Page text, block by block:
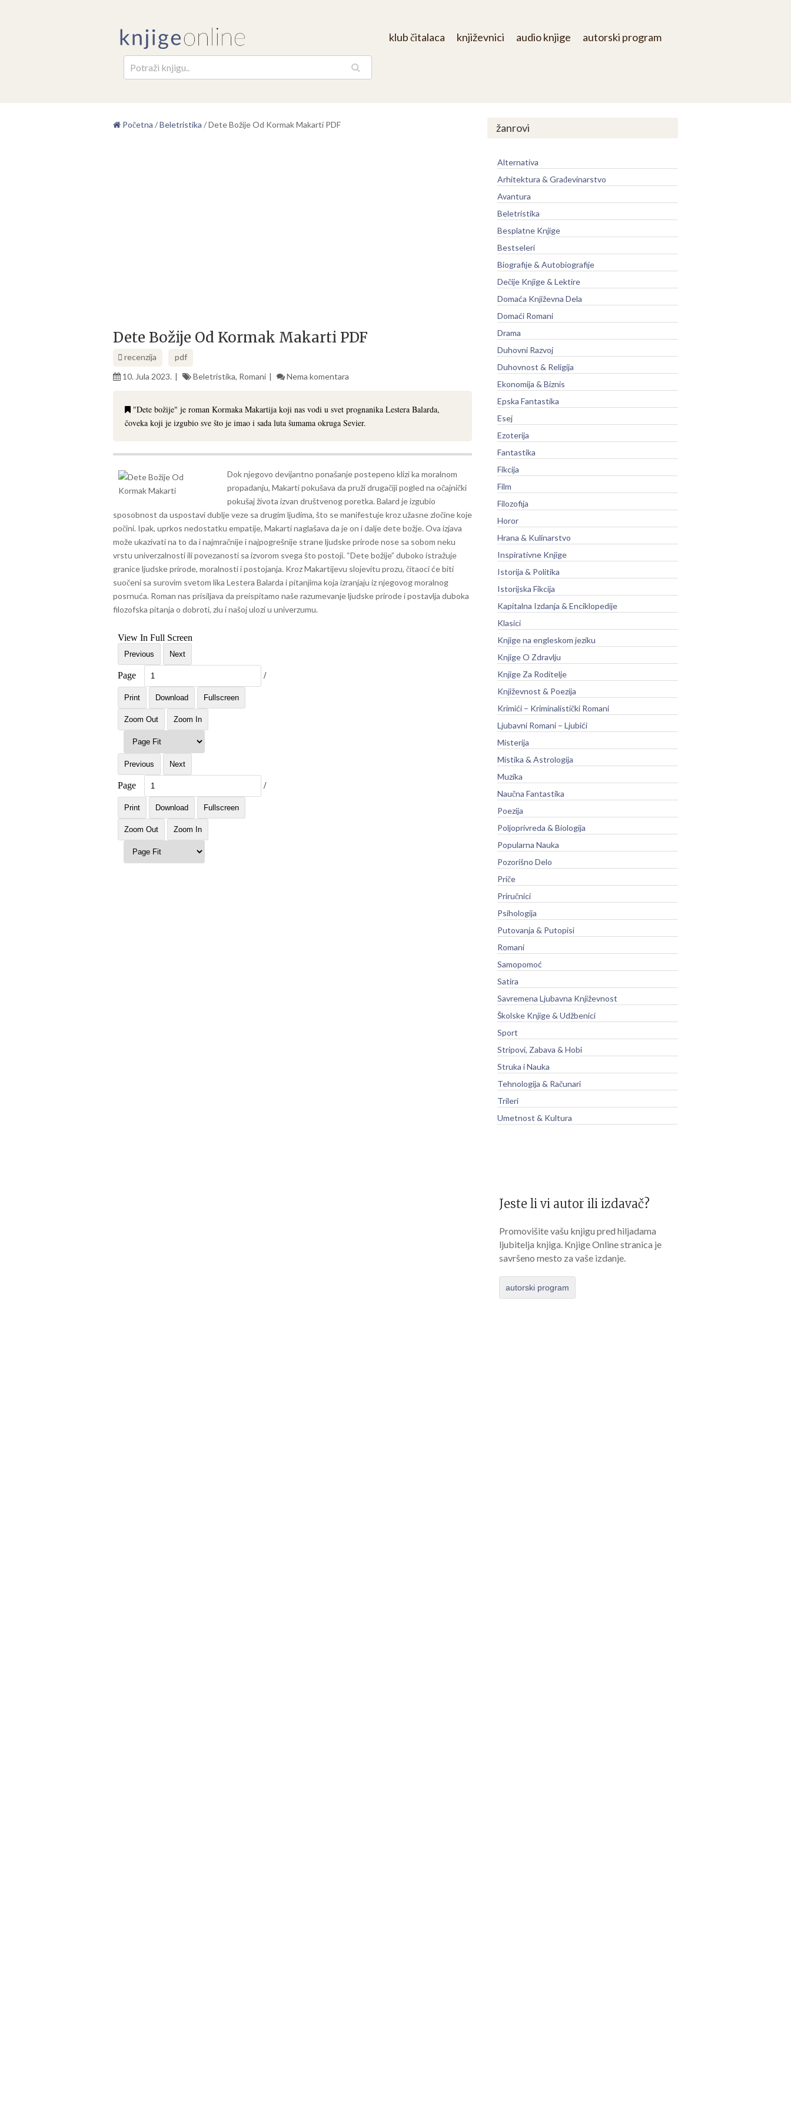
klub čitalaca književnici audio knjige autorski program
Početna /Beletristika /Dete Božije Od Kormak Makarti PDF
Dete Božije Od Kormak Makarti PDF
recenzija
pdf
10. Jula 2023.
Beletristika, Romani Nema komentara
"Dete božije" je roman Kormaka Makartija koji nas vodi u svet prognanika Lestera Balarda,
čoveka koji je izgubio sve što je imao i sada luta šumama okruga Sevier.
Dok njegovo devijantno ponašanje postepeno klizi ka moralnom
propadanju, Makarti pokušava da pruži drugačiji pogled na očajnički
pokušaj života izvan društvenog poretka. Balard je izgubio
sposobnost da uspostavi dublje veze sa drugim ljudima, što se manifestuje kroz užasne zločine koje
počini. Ipak, uprkos nedostatku empatije, Makarti naglašava da je on i dalje dete božje. Ova izjava
može ukazivati na to da i najmračnije i najpogrešnije strane ljudske prirode nose sa sobom neku
vrstu univerzalnosti ili povezanosti sa izvorom svega što postoji. “Dete božije” duboko istražuje
granice ljudske prirode, moralnosti i postojanja. Kroz Makartijevu slojevitu prozu, čitaoci će biti
suočeni sa surovim svetom lika Lestera Balarda i pitanjima koja izranjaju iz njegovog moralnog
posrnuća. Roman nas prisiljava da preispitamo naše razumevanje ljudske prirode i postavlja duboka
filozofska pitanja o dobroti, zlu i našoj ulozi u univerzumu.
žanrovi
Alternativa
Arhitektura & Građevinarstvo
Avantura
Beletristika
Besplatne Knjige
Bestseleri
Biografije & Autobiografije
Dečije Knjige & Lektire
Domaća Književna Dela
Domaći Romani
Drama
Duhovni Razvoj
Duhovnost & Religija
Ekonomija & Biznis
Epska Fantastika
Esej
Ezoterija
Fantastika
Fikcija
Film
Filozofija
Horor
Hrana & Kulinarstvo
Inspirativne Knjige
Istorija & Politika
Istorijska Fikcija
Kapitalna Izdanja & Enciklopedije
Klasici
Knjige na engleskom jeziku
Knjige O Zdravlju
Knjige Za Roditelje
Književnost & Poezija
Krimići – Kriminalistički Romani
Ljubavni Romani – Ljubići
Misterija
Mistika & Astrologija
Muzika
Naučna Fantastika
Poezija
Poljoprivreda & Biologija
Popularna Nauka
Pozorišno Delo
Priče
Priručnici
Psihologija
Putovanja & Putopisi
Romani
Samopomoć
Satira
Savremena Ljubavna Književnost
Školske Knjige & Udžbenici
Sport
Stripovi, Zabava & Hobi
Struka i Nauka
Tehnologija & Računari
Trileri
Umetnost & Kultura
Jeste li vi autor ili izdavač?
Promovišite vašu knjigu pred hiljadama
ljubitelja knjiga. Knjige Online stranica je
savršeno mesto za vaše izdanje.
autorski program